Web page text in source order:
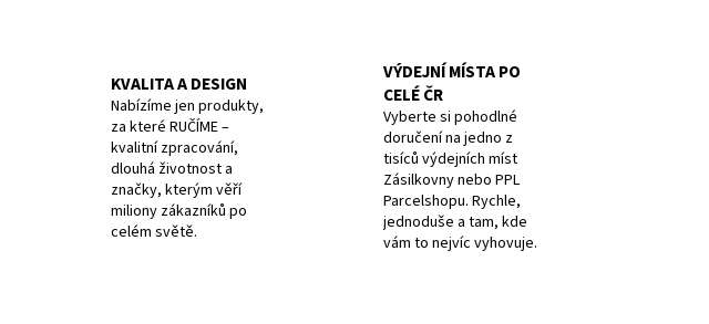
KVALITA A DESIGN
Nabízíme jen produkty,
za které RUČÍME –
kvalitní zpracování,
dlouhá životnost a
značky, kterým věří
miliony zákazníků po
celém světě.
VÝDEJNÍ MÍSTA PO
CELÉ ČR
Vyberte si pohodlné
doručení na jedno z
tisíců výdejních míst
Zásilkovny nebo PPL
Parcelshopu. Rychle,
jednoduše a tam, kde
vám to nejvíc vyhovuje.